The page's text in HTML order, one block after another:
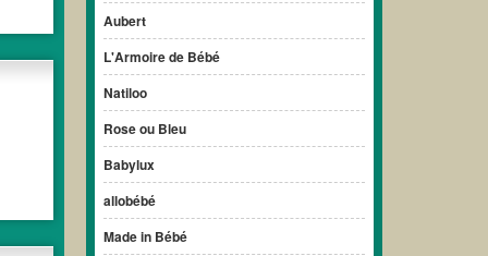
Aubert
L'Armoire de Bébé
Natiloo
Rose ou Bleu
Babylux
allobébé
Made in Bébé